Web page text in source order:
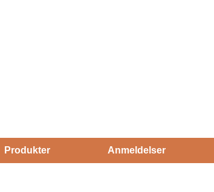
Produkter Anmeldelser